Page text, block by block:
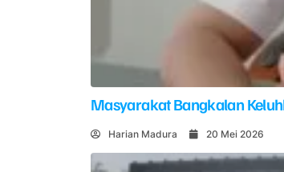
Masyarakat Bangkalan
Harian Madura 20 Mei 2026